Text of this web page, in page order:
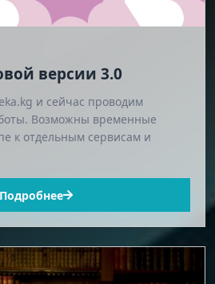
версии 3.0
и сейчас проводим
Возможны временные
к отдельным сервисам и
Подробнее